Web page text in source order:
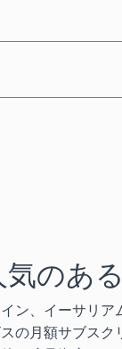
のあ
ン、イーサリ
の月額サブス